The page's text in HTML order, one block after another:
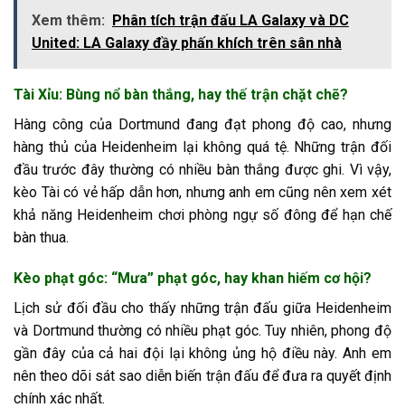
Xem thêm: Phân tích trận đấu LA Galaxy và DC
United: LA Galaxy đầy phấn khích trên sân nhà
Tài Xỉu: Bùng nổ bàn thắng, hay thế trận chặt chẽ?
Hàng công của Dortmund đang đạt phong độ cao, nhưng
hàng thủ của Heidenheim lại không quá tệ. Những trận đối
đầu trước đây thường có nhiều bàn thắng được ghi. Vì vậy,
kèo Tài có vẻ hấp dẫn hơn, nhưng anh em cũng nên xem xét
khả năng Heidenheim chơi phòng ngự số đông để hạn chế
bàn thua.
Kèo phạt góc: “Mưa” phạt góc, hay khan hiếm cơ hội?
Lịch sử đối đầu cho thấy những trận đấu giữa Heidenheim
và Dortmund thường có nhiều phạt góc. Tuy nhiên, phong độ
gần đây của cả hai đội lại không ủng hộ điều này. Anh em
nên theo dõi sát sao diễn biến trận đấu để đưa ra quyết định
chính xác nhất.